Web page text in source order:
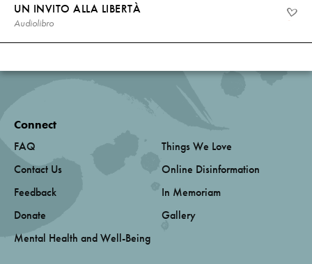
UN INVITO ALLA LIBERTÀ
Audiolibro
Connect
FAQ
Contact Us
Feedback
Donate
Mental Health and Well-Being
Things We Love
Online Disinformation
In Memoriam
Gallery